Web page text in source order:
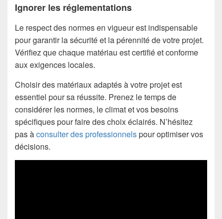
Ignorer les réglementations
Le respect des normes en vigueur est indispensable
pour garantir la sécurité et la pérennité de votre projet.
Vérifiez que chaque matériau est certifié et conforme
aux exigences locales.
Choisir des matériaux adaptés à votre projet est
essentiel pour sa réussite. Prenez le temps de
considérer les normes, le climat et vos besoins
spécifiques pour faire des choix éclairés. N’hésitez
pas àconsulter des professionnelspour optimiser vos
décisions.